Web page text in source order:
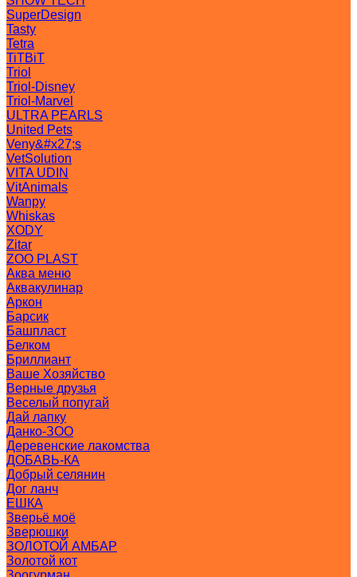
SuperDesign
Tasty
Tetra
TiTBiT
Triol
Triol-Disney
Triol-Marvel
ULTRA PEARLS
United Pets
Veny&#x27;s
VetSolution
VITA UDIN
VitAnimals
Wanpy
Whiskas
XODY
Zitar
ZOO PLAST
Аква меню
Аквакулинар
Аркон
Барсик
Башпласт
Белком
Бриллиант
Ваше Хозяйство
Верные друзья
Веселый попугай
Дай лапку
Данко-ЗОО
Деревенские лакомства
ДОБАВЬ-КА
Добрый селянин
Дог ланч
ЕШКА
Зверьё моё
Зверюшки
ЗОЛОТОЙ АМБАР
Золотой кот